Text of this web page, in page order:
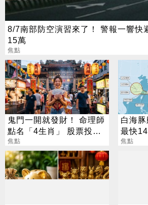
8/7南部防空演習來了！ 警報一響快
15萬
焦點
鬼門一開就發財！ 命理師
點名「4生肖」 股票投資
大翻身
焦點
白海
最快
天」風
焦點